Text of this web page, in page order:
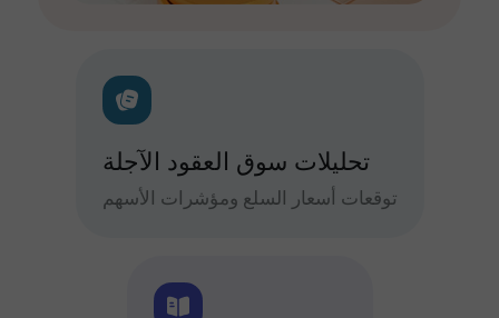
تحليلات سوق العقود الآجلة
توقعات أسعار السلع ومؤشرات الأسهم